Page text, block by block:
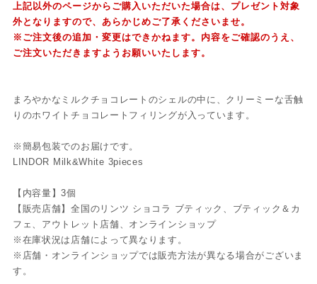
上記以外のページからご購入いただいた場合は、プレゼント対象
外となりますので、あらかじめご了承くださいませ。
※ご注文後の追加・変更はできかねます。内容をご確認のうえ、
ご注文いただきますようお願いいたします。
まろやかなミルクチョコレートのシェルの中に、クリーミーな舌触
りのホワイトチョコレートフィリングが入っています。
※簡易包装でのお届けです。
LINDOR Milk&White 3pieces
【内容量】3個
【販売店舗】全国のリンツ ショコラ ブティック、ブティック＆カ
フェ、アウトレット店舗、オンラインショップ
※在庫状況は店舗によって異なります。
※店舗・オンラインショップでは販売方法が異なる場合がございま
す。